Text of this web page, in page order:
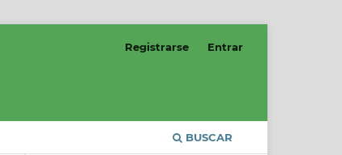
BUSCAR
Registrarse Entrar